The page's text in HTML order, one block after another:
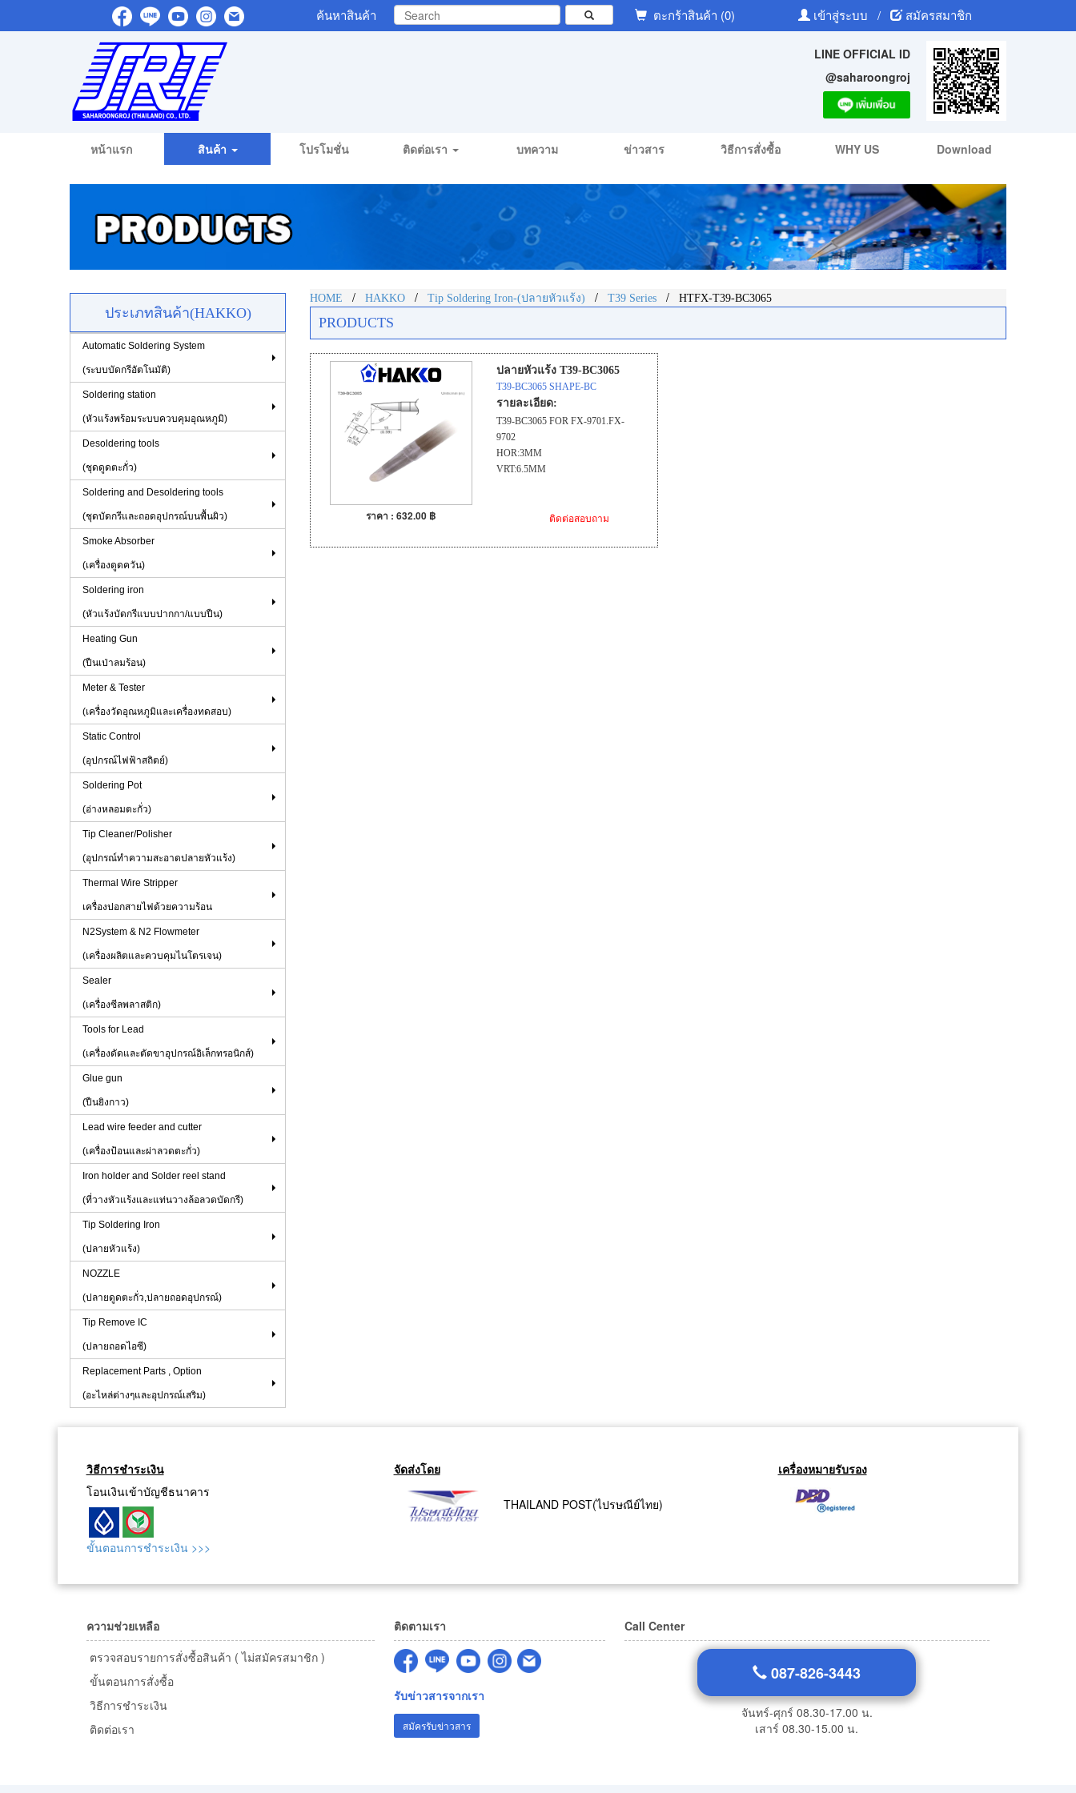
ค้นหาสินค้า ตะกร้าสินค้า (0) เข้าสู่ระบบ / สมัครสมาชิก
LINE OFFICIAL ID
@saharoongroj
หน้าแรก สินค้า โปรโมชั่น ติดต่อเรา บทความ ข่าวสาร วิธีการสั่งซื้อ WHY US Download
ประเภทสินค้า(HAKKO)
Automatic Soldering System
(ระบบบัดกรีอัตโนมัติ)
Soldering station
(หัวแร้งพร้อมระบบควบคุมอุณหภูมิ)
Desoldering tools
(ชุดดูดตะกั่ว)
Soldering and Desoldering tools
(ชุดบัดกรีและถอดอุปกรณ์บนพื้นผิว)
Smoke Absorber
(เครื่องดูดควัน)
Soldering iron
(หัวแร้งบัดกรีแบบปากกา/แบบปืน)
Heating Gun
(ปืนเป่าลมร้อน)
Meter & Tester
(เครื่องวัดอุณหภูมิและเครื่องทดสอบ)
Static Control
(อุปกรณ์ไฟฟ้าสถิตย์)
Soldering Pot
(อ่างหลอมตะกั่ว)
Tip Cleaner/Polisher
(อุปกรณ์ทำความสะอาดปลายหัวแร้ง)
Thermal Wire Stripper
เครื่องปอกสายไฟด้วยความร้อน
N2System & N2 Flowmeter
(เครื่องผลิตและควบคุมไนโตรเจน)
Sealer
(เครื่องซีลพลาสติก)
Tools for Lead
(เครื่องดัดและตัดขาอุปกรณ์อิเล็กทรอนิกส์)
Glue gun
(ปืนยิงกาว)
Lead wire feeder and cutter
(เครื่องป้อนและผ่าลวดตะกั่ว)
Iron holder and Solder reel stand
(ที่วางหัวแร้งและแท่นวางล้อลวดบัดกรี)
Tip Soldering Iron
(ปลายหัวแร้ง)
NOZZLE
(ปลายดูดตะกั่ว,ปลายถอดอุปกรณ์)
Tip Remove IC
(ปลายถอดไอซี)
Replacement Parts , Option
(อะไหล่ต่างๆและอุปกรณ์เสริม)
HOME / HAKKO / Tip Soldering Iron-(ปลายหัวแร้ง) / T39 Series / HTFX-T39-BC3065
PRODUCTS
ปลายหัวแร้ง T39-BC3065
T39-BC3065 SHAPE-BC
รายละเอียด:
T39-BC3065 FOR FX-9701.FX-
9702
HOR:3MM
VRT:6.5MM
ราคา : 632.00 ฿ ติดต่อสอบถาม
วิธีการชำระเงิน
โอนเงินเข้าบัญชีธนาคาร
ขั้นตอนการชำระเงิน >>>
จัดส่งโดย
THAILAND POST(ไปรษณีย์ไทย)
เครื่องหมายรับรอง
ความช่วยเหลือ
ตรวจสอบรายการสั่งซื้อสินค้า ( ไม่สมัครสมาชิก )
ขั้นตอนการสั่งซื้อ
วิธีการชำระเงิน
ติดต่อเรา
ติดตามเรา
รับข่าวสารจากเรา
สมัครรับข่าวสาร
Call Center
087-826-3443
จันทร์-ศุกร์ 08.30-17.00 น.
เสาร์ 08.30-15.00 น.